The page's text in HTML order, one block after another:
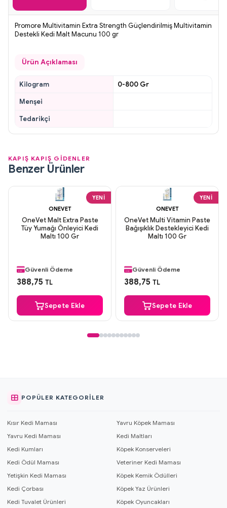
Promore Multivitamin Extra Strength Güçlendirilmiş Multivitamin
Destekli Kedi Malt Macunu 100 gr
Ürün Açıklaması
Kilogram
0-800 Gr
Menşei
Tedarikçi
KAPIŞ KAPIŞ GİDENLER
Benzer Ürünler
YENI
ONEVET
OneVet Malt Extra Paste
Tüy Yumağı Önleyici Kedi
Maltı 100 Gr
Güvenli Ödeme
Aynı Gün Kargo
388,75 TL
Sepete Ekle
YENI
ONEVET
OneVet Multi Vitamin Paste
Bağışıklık Destekleyici Kedi
Maltı 100 Gr
Güvenli Ödeme
Aynı Gün Kargo
388,75 TL
Sepete Ekle
POPÜLER KATEGORILER
Kısır Kedi Maması
Yavru Köpek Maması
Yavru Kedi Maması
Kedi Maltları
Kedi Kumları
Köpek Konserveleri
Kedi Ödül Maması
Veteriner Kedi Maması
Yetişkin Kedi Maması
Köpek Kemik Ödülleri
Kedi Çorbası
Köpek Yaz Ürünleri
Kedi Tuvalet Ürünleri
Köpek Oyuncakları